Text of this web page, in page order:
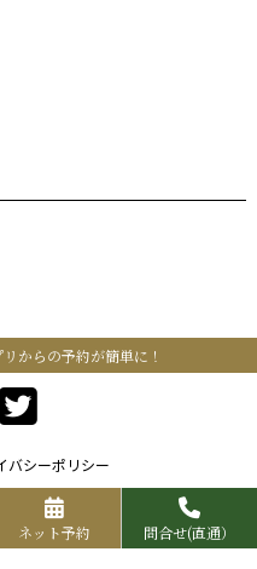
からの予約が簡単に！
バシーポリシー
All Rights Reserved.
ネット予約 問合せ(直通）